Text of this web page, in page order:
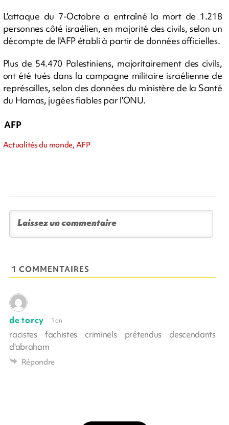
L'attaque du 7-Octobre a entraîné la mort de 1.218
personnes côté israélien, en majorité des civils, selon un
décompte de l'AFP établi à partir de données officielles.
Plus de 54.470 Palestiniens, majoritairement des civils,
ont été tués dans la campagne militaire israélienne de
représailles, selon des données du ministère de la Santé
du Hamas, jugées fiables par l'ONU.
AFP
Actualités du monde, AFP
1 COMMENTAIRES
de torcy 1 an
racistes fachistes criminels prétendus descendants
d'abraham
Répondre